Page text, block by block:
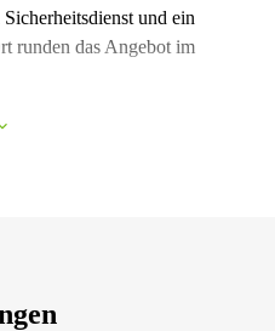
und ein
runden das Angebot im